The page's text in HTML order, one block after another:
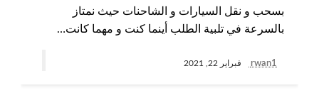
بسحب و نقل السيارات و الشاحنات حيث نمتاز
بالسرعة في تلبية الطلب أينما كنت و مهما كانت…
rwan1 فبراير 22, 2021